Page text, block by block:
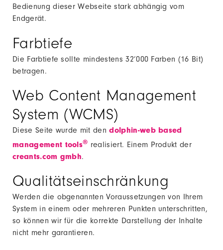
Bedienung dieser Webseite stark abhängig vom
Endgerät.
Farbtiefe
Die Farbtiefe sollte mindestens 32’000 Farben (16 Bit)
betragen.
Web Content Management
System (WCMS)
Diese Seite wurde mit dendolphin-web based
management tools® realisiert. Einem Produkt der
creants.com gmbh.
Qualitätseinschränkung
Werden die obgenannten Voraussetzungen von Ihrem
System in einem oder mehreren Punkten unterschritten,
so können wir für die korrekte Darstellung der Inhalte
nicht mehr garantieren.